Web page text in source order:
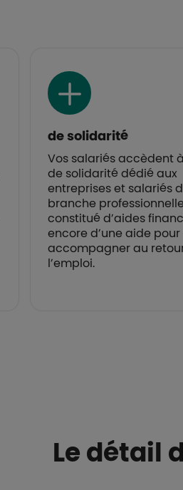
de solidarité
Vos salariés accèdent
de solidarité dédié aux
entreprises et salariés
branche
constitué d’aides
encore d’une aide pour
accompagner au
l’emploi.
Le détail